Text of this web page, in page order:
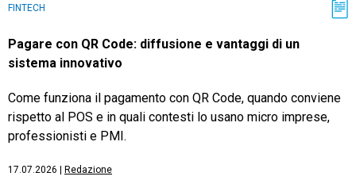
FINTECH
Pagare con QR Code: diffusione e vantaggi di un
sistema innovativo
Come funziona il pagamento con QR Code, quando conviene
rispetto al POS e in quali contesti lo usano micro imprese,
professionisti e PMI.
17.07.2026 Redazione